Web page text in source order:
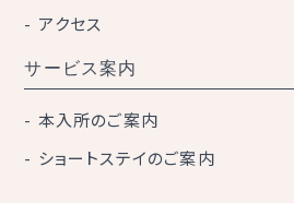
アクセス
サービス案内
本入所のご案内
ショートステイのご案内